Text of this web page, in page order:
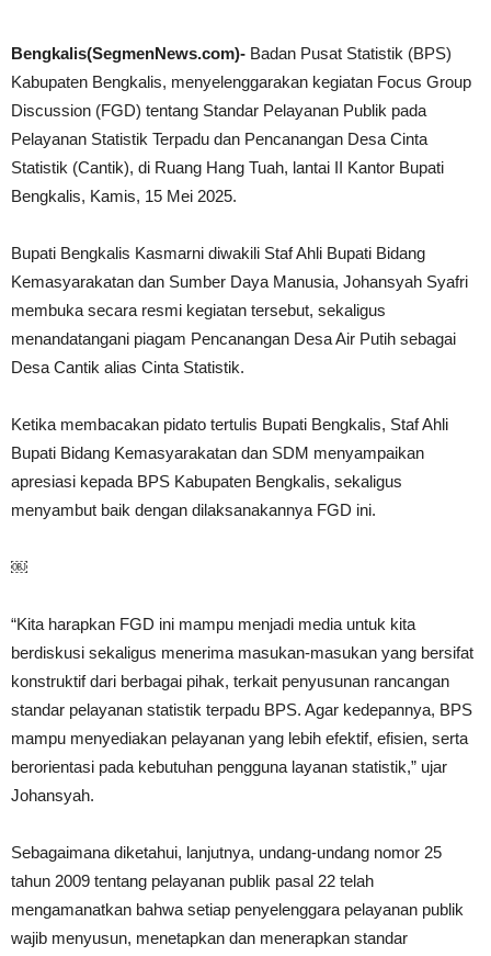
Bengkalis(SegmenNews.com)- Badan Pusat Statistik (BPS)
Kabupaten Bengkalis, menyelenggarakan kegiatan Focus Group
Discussion (FGD) tentang Standar Pelayanan Publik pada
Pelayanan Statistik Terpadu dan Pencanangan Desa Cinta
Statistik (Cantik), di Ruang Hang Tuah, lantai II Kantor Bupati
Bengkalis, Kamis, 15 Mei 2025.
Bupati Bengkalis Kasmarni diwakili Staf Ahli Bupati Bidang
Kemasyarakatan dan Sumber Daya Manusia, Johansyah Syafri
membuka secara resmi kegiatan tersebut, sekaligus
menandatangani piagam Pencanangan Desa Air Putih sebagai
Desa Cantik alias Cinta Statistik.
Ketika membacakan pidato tertulis Bupati Bengkalis, Staf Ahli
Bupati Bidang Kemasyarakatan dan SDM menyampaikan
apresiasi kepada BPS Kabupaten Bengkalis, sekaligus
menyambut baik dengan dilaksanakannya FGD ini.
￼
“Kita harapkan FGD ini mampu menjadi media untuk kita
berdiskusi sekaligus menerima masukan-masukan yang bersifat
konstruktif dari berbagai pihak, terkait penyusunan rancangan
standar pelayanan statistik terpadu BPS. Agar kedepannya, BPS
mampu menyediakan pelayanan yang lebih efektif, efisien, serta
berorientasi pada kebutuhan pengguna layanan statistik,” ujar
Johansyah.
Sebagaimana diketahui, lanjutnya, undang-undang nomor 25
tahun 2009 tentang pelayanan publik pasal 22 telah
mengamanatkan bahwa setiap penyelenggara pelayanan publik
wajib menyusun, menetapkan dan menerapkan standar